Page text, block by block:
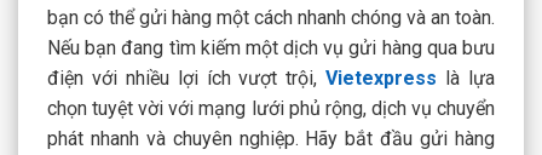
bạn có thể gửi hàng một cách nhanh chóng và an toàn.
Nếu bạn đang tìm kiếm một dịch vụ gửi hàng qua bưu
điện với nhiều lợi ích vượt trội,Vietexpress là lựa
chọn tuyệt vời với mạng lưới phủ rộng, dịch vụ chuyển
phát nhanh và chuyên nghiệp. Hãy bắt đầu gửi hàng